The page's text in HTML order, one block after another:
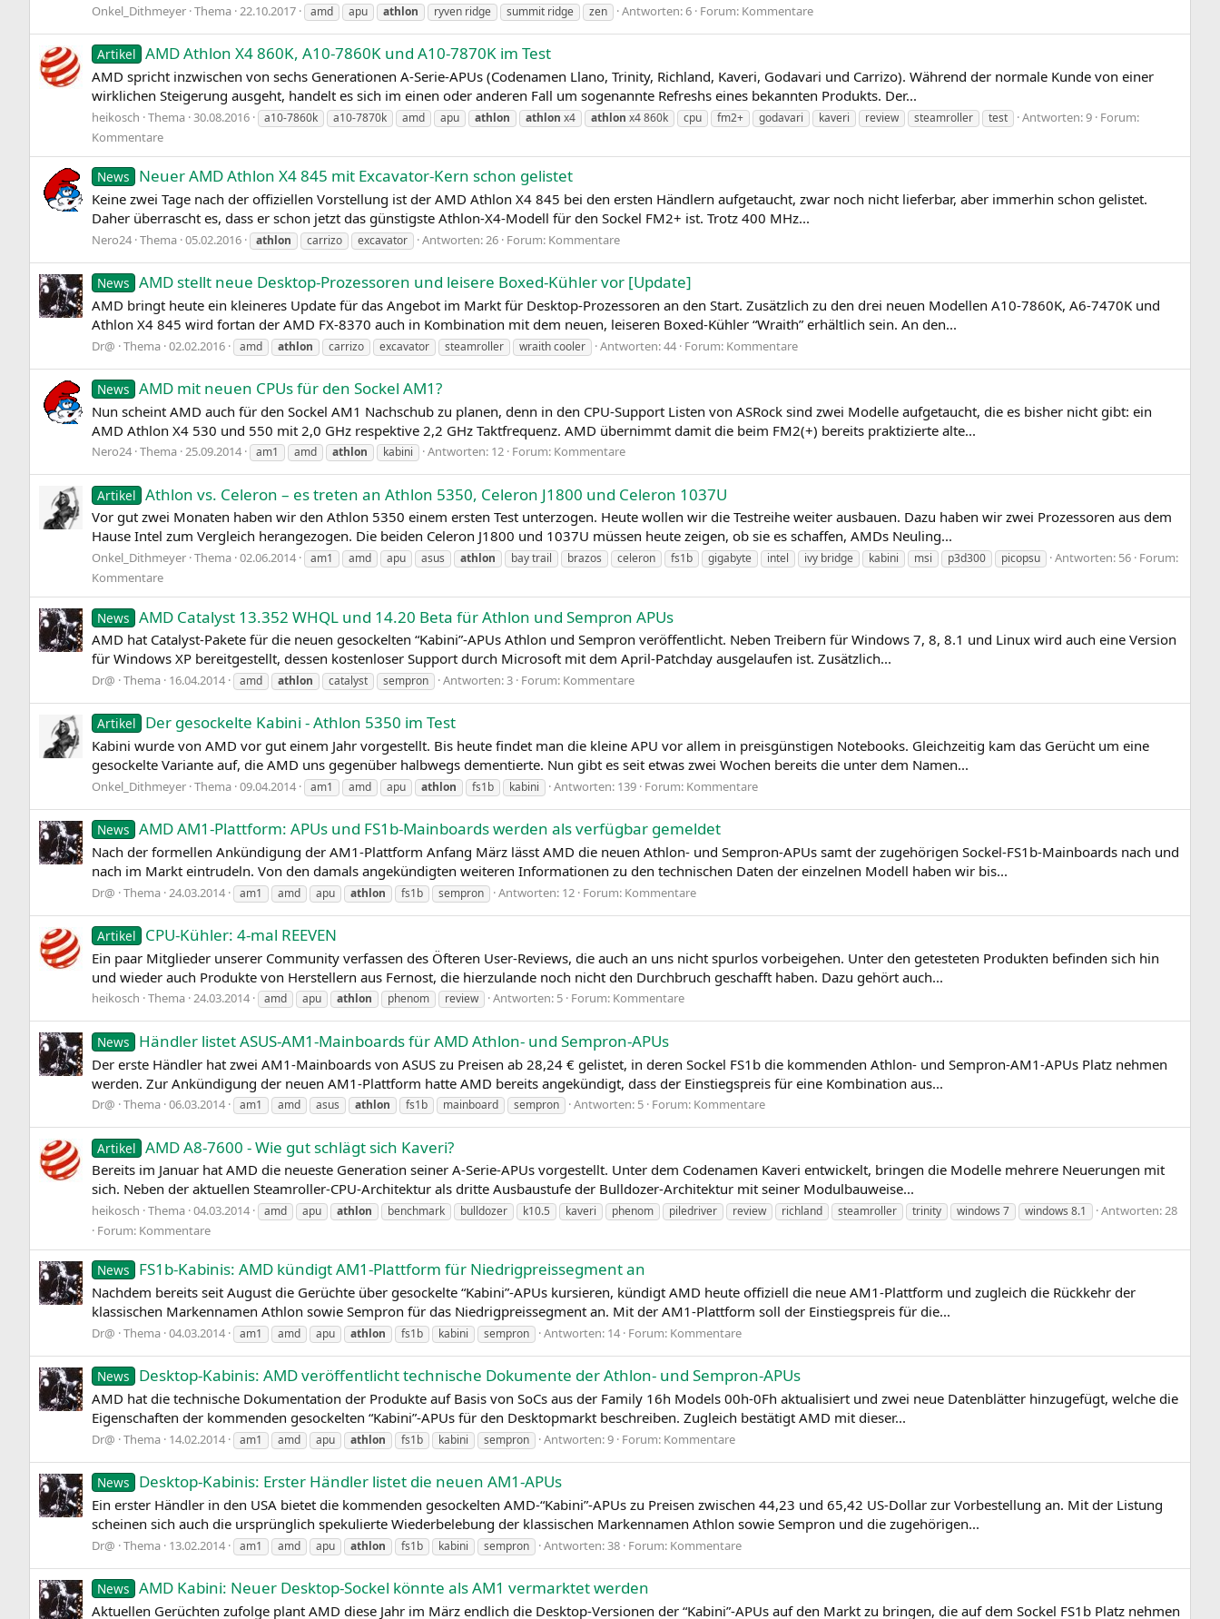
Onkel_Dithmeyer Thema 22.10.2017 amd apu athlon ryven ridge summit ridge zen Antworten: 6 Forum: Kommentare
Artikel AMD Athlon X4 860K, A10-7860K und A10-7870K im Test
AMD spricht inzwischen von sechs Generationen A‑Serie-APUs (Codenamen Llano, Trinity, Richland, Kaveri, Godavari und Carrizo). Während der normale Kunde von einer
wirklichen Steigerung ausgeht, handelt es sich im einen oder anderen Fall um sogenannte Refreshs eines bekannten Produkts. Der...
heikosch Thema 30.08.2016 a10-7860k a10-7870k amd apu athlon athlon x4 athlon x4 860k cpu fm2+ godavari kaveri review steamroller test Antworten: 9 Forum:
Kommentare
News Neuer AMD Athlon X4 845 mit Excavator-Kern schon gelistet
Keine zwei Tage nach der offiziellen Vorstellung ist der AMD Athlon X4 845 bei den ersten Händlern aufgetaucht, zwar noch nicht lieferbar, aber immerhin schon gelistet.
Daher überrascht es, dass er schon jetzt das günstigste Athlon-X4-Modell für den Sockel FM2+ ist. Trotz 400 MHz...
Nero24 Thema 05.02.2016 athlon carrizo excavator Antworten: 26 Forum: Kommentare
News AMD stellt neue Desktop-Prozessoren und leisere Boxed-Kühler vor [Update]
AMD bringt heute ein kleineres Update für das Angebot im Markt für Desktop-Prozessoren an den Start. Zusätzlich zu den drei neuen Modellen A10-7860K, A6-7470K und
Athlon X4 845 wird fortan der AMD FX-8370 auch in Kombination mit dem neuen, leiseren Boxed-Kühler “Wraith” erhältlich sein. An den...
Dr@ Thema 02.02.2016 amd athlon carrizo excavator steamroller wraith cooler Antworten: 44 Forum: Kommentare
News AMD mit neuen CPUs für den Sockel AM1?
Nun scheint AMD auch für den Sockel AM1 Nachschub zu planen, denn in den CPU-Support Listen von ASRock sind zwei Modelle aufgetaucht, die es bisher nicht gibt: ein
AMD Athlon X4 530 und 550 mit 2,0 GHz respektive 2,2 GHz Taktfrequenz. AMD übernimmt damit die beim FM2(+) bereits praktizierte alte...
Nero24 Thema 25.09.2014 am1 amd athlon kabini Antworten: 12 Forum: Kommentare
Artikel Athlon vs. Celeron – es treten an Athlon 5350, Celeron J1800 und Celeron 1037U
Vor gut zwei Monaten haben wir den Athlon 5350 einem ersten Test unterzogen. Heute wollen wir die Testreihe weiter ausbauen. Dazu haben wir zwei Prozessoren aus dem
Hause Intel zum Vergleich herangezogen. Die beiden Celeron J1800 und 1037U müssen heute zeigen, ob sie es schaffen, AMDs Neuling...
Onkel_Dithmeyer Thema 02.06.2014 am1 amd apu asus athlon bay trail brazos celeron fs1b gigabyte intel ivy bridge kabini msi p3d300 picopsu Antworten: 56 Forum:
Kommentare
News AMD Catalyst 13.352 WHQL und 14.20 Beta für Athlon und Sempron APUs
AMD hat Catalyst-Pakete für die neuen gesockelten “Kabini”-APUs Athlon und Sempron veröffentlicht. Neben Treibern für Windows 7, 8, 8.1 und Linux wird auch eine Version
für Windows XP bereitgestellt, dessen kostenloser Support durch Microsoft mit dem April-Patchday ausgelaufen ist. Zusätzlich...
Dr@ Thema 16.04.2014 amd athlon catalyst sempron Antworten: 3 Forum: Kommentare
Artikel Der gesockelte Kabini - Athlon 5350 im Test
Kabini wurde von AMD vor gut einem Jahr vorgestellt. Bis heute findet man die kleine APU vor allem in preisgünstigen Notebooks. Gleichzeitig kam das Gerücht um eine
gesockelte Variante auf, die AMD uns gegenüber halbwegs dementierte. Nun gibt es seit etwas zwei Wochen bereits die unter dem Namen...
Onkel_Dithmeyer Thema 09.04.2014 am1 amd apu athlon fs1b kabini Antworten: 139 Forum: Kommentare
News AMD AM1-Plattform: APUs und FS1b-Mainboards werden als verfügbar gemeldet
Nach der formellen Ankündigung der AM1-Plattform Anfang März lässt AMD die neuen Athlon- und Sempron-APUs samt der zugehörigen Sockel-FS1b-Mainboards nach und
nach im Markt eintrudeln. Von den damals angekündigten weiteren Informationen zu den technischen Daten der einzelnen Modell haben wir bis...
Dr@ Thema 24.03.2014 am1 amd apu athlon fs1b sempron Antworten: 12 Forum: Kommentare
Artikel CPU-Kühler: 4-mal REEVEN
Ein paar Mitglieder unserer Community verfassen des Öfteren User-Reviews, die auch an uns nicht spurlos vorbeigehen. Unter den getesteten Produkten befinden sich hin
und wieder auch Produkte von Herstellern aus Fernost, die hierzulande noch nicht den Durchbruch geschafft haben. Dazu gehört auch...
heikosch Thema 24.03.2014 amd apu athlon phenom review Antworten: 5 Forum: Kommentare
News Händler listet ASUS-AM1-Mainboards für AMD Athlon- und Sempron-APUs
Der erste Händler hat zwei AM1-Mainboards von ASUS zu Preisen ab 28,24 € gelistet, in deren Sockel FS1b die kommenden Athlon- und Sempron-AM1-APUs Platz nehmen
werden. Zur Ankündigung der neuen AM1-Plattform hatte AMD bereits angekündigt, dass der Einstiegspreis für eine Kombination aus...
Dr@ Thema 06.03.2014 am1 amd asus athlon fs1b mainboard sempron Antworten: 5 Forum: Kommentare
Artikel AMD A8-7600 - Wie gut schlägt sich Kaveri?
Bereits im Januar hat AMD die neueste Generation seiner A‑Serie-APUs vorgestellt. Unter dem Codenamen Kaveri entwickelt, bringen die Modelle mehrere Neuerungen mit
sich. Neben der aktuellen Steamroller-CPU-Architektur als dritte Ausbaustufe der Bulldozer-Architektur mit seiner Modulbauweise...
heikosch Thema 04.03.2014 amd apu athlon benchmark bulldozer k10.5 kaveri phenom piledriver review richland steamroller trinity windows 7 windows 8.1
Antworten: 28
Forum: Kommentare
News FS1b-Kabinis: AMD kündigt AM1-Plattform für Niedrigpreissegment an
Nachdem bereits seit August die Gerüchte über gesockelte “Kabini”-APUs kursieren, kündigt AMD heute offiziell die neue AM1-Plattform und zugleich die Rückkehr der
klassischen Markennamen Athlon sowie Sempron für das Niedrigpreissegment an. Mit der AM1-Plattform soll der Einstiegspreis für die...
Dr@ Thema 04.03.2014 am1 amd apu athlon fs1b kabini sempron Antworten: 14 Forum: Kommentare
News Desktop-Kabinis: AMD veröffentlicht technische Dokumente der Athlon- und Sempron-APUs
AMD hat die technische Dokumentation der Produkte auf Basis von SoCs aus der Family 16h Models 00h-0Fh aktualisiert und zwei neue Datenblätter hinzugefügt, welche die
Eigenschaften der kommenden gesockelten “Kabini”-APUs für den Desktopmarkt beschreiben. Zugleich bestätigt AMD mit dieser...
Dr@ Thema 14.02.2014 am1 amd apu athlon fs1b kabini sempron Antworten: 9 Forum: Kommentare
News Desktop-Kabinis: Erster Händler listet die neuen AM1-APUs
Ein erster Händler in den USA bietet die kommenden gesockelten AMD-“Kabini”-APUs zu Preisen zwischen 44,23 und 65,42 US-Dollar zur Vorbestellung an. Mit der Listung
scheinen sich auch die ursprünglich spekulierte Wiederbelebung der klassischen Markennamen Athlon sowie Sempron und die zugehörigen...
Dr@ Thema 13.02.2014 am1 amd apu athlon fs1b kabini sempron Antworten: 38 Forum: Kommentare
News AMD Kabini: Neuer Desktop-Sockel könnte als AM1 vermarktet werden
Aktuellen Gerüchten zufolge plant AMD diese Jahr im März endlich die Desktop-Versionen der “Kabini”-APUs auf den Markt zu bringen, die auf dem Sockel FS1b Platz nehmen